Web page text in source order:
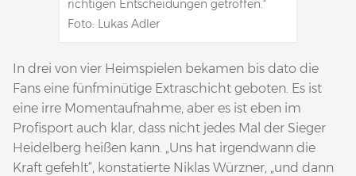
richtigen Entscheidungen getroffen.“
Foto: Lukas Adler
In drei von vier Heimspielen bekamen bis dato die
Fans eine fünfminütige Extraschicht geboten. Es ist
eine irre Momentaufnahme, aber es ist eben im
Profisport auch klar, dass nicht jedes Mal der Sieger
Heidelberg heißen kann. „Uns hat irgendwann die
Kraft gefehlt“, konstatierte Niklas Würzner, „und dann